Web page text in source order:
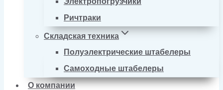
Ричтраки
Складская техника
Полуэлектрические штабелеры
Самоходные штабелеры
О компании